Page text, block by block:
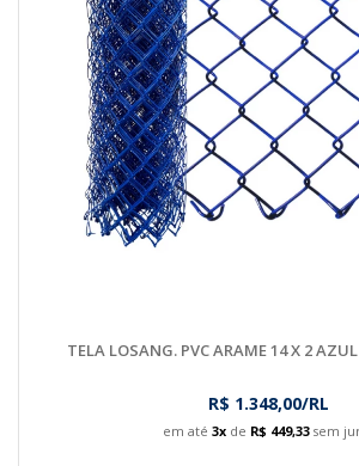
TELA LOSANG. PVC ARAME 14 X 2
R$ 1.348,00/RL
em até 3xde R$ 449,33sem